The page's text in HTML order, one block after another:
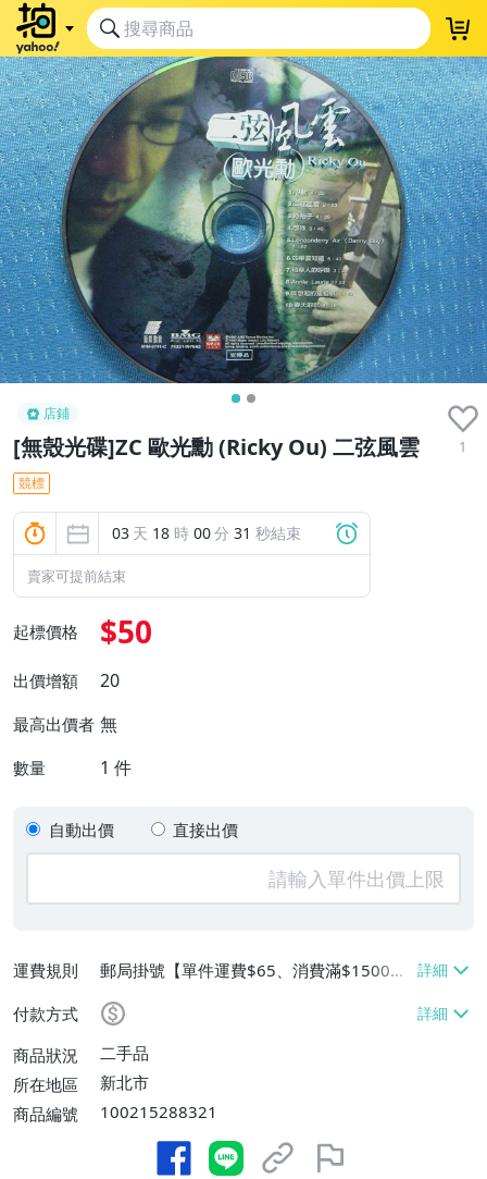
店鋪
[無殼光碟]ZC 歐光勳 (Ricky Ou) 二弦風雲 1
競標
03 天 18 時 00分 31 秒結束
賣家可提前結束
起標價格 $50
出價增額 20
最高出價者 無
數量 1 件
自動出價 直接出價
運費規則
郵局掛號【單件運費$65、消費滿$1500免
付款方式
商品狀況
二手品
所在地區
新北市
商品編號
100215288321